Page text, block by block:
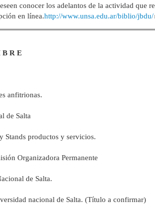
conocer los adelantos de la actividad que
en línea.http://www.unsa.edu.ar/biblio/jbdu/
B R E
anfitrionas.
de Salta
Stands productos y servicios.
Organizadora Permanente
de Salta.
nacional de Salta. (Título a confirmar)